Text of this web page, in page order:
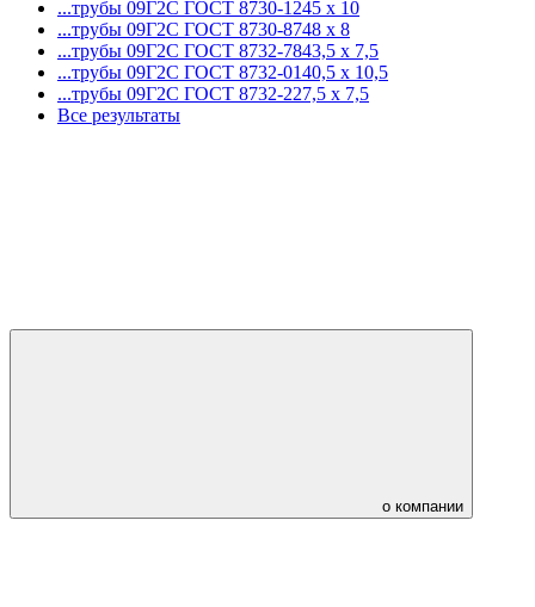
...трубы 09Г2С ГОСТ 8730-1245 x 10
...трубы 09Г2С ГОСТ 8730-8748 x 8
...трубы 09Г2С ГОСТ 8732-7843,5 x 7,5
...трубы 09Г2С ГОСТ 8732-0140,5 x 10,5
...трубы 09Г2С ГОСТ 8732-227,5 x 7,5
Все результаты
о компании